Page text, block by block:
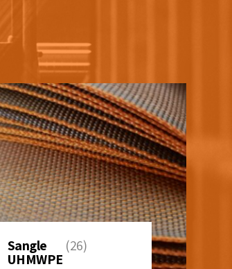
Sangle
UHMWPE
(26)